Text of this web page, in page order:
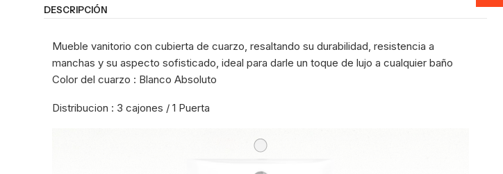
DESCRIPCIÓN
Mueble vanitorio con cubierta de cuarzo, resaltando su durabilidad, resistencia a
manchas y su aspecto sofisticado, ideal para darle un toque de lujo a cualquier baño
Color del cuarzo : Blanco Absoluto
Distribucion : 3 cajones / 1 Puerta